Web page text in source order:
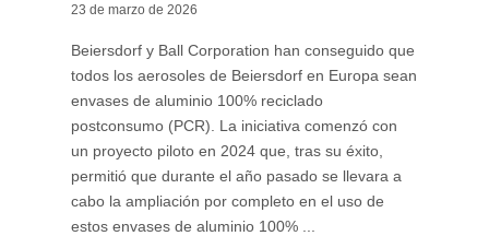
23 de marzo de 2026
Beiersdorf y Ball Corporation han conseguido que
todos los aerosoles de Beiersdorf en Europa sean
envases de aluminio 100% reciclado
postconsumo (PCR). La iniciativa comenzó con
un proyecto piloto en 2024 que, tras su éxito,
permitió que durante el año pasado se llevara a
cabo la ampliación por completo en el uso de
estos envases de aluminio 100% ...